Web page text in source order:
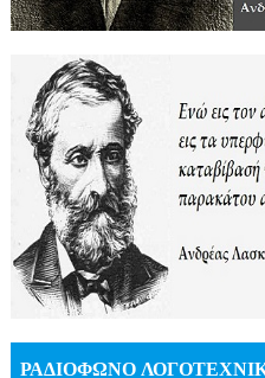
ΡΑΔΙΟΦΩΝΟ